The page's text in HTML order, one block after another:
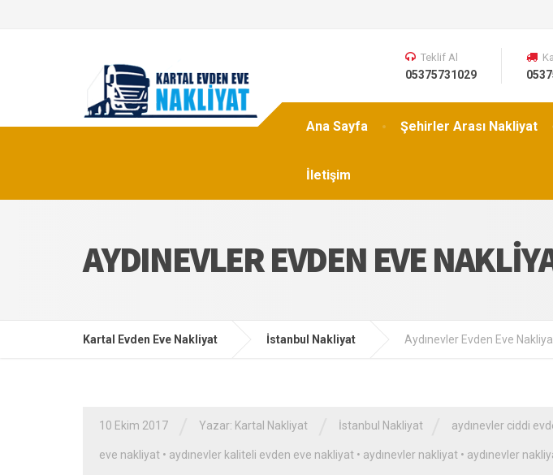
Ana Sayfa Şehirler Arası Nakliyat
İletişim
Teklif Al
05375731029
AYDINEVLER EVDEN EVE
Kartal Evden Eve Nakliyat İstanbul Nakliyat Aydınevler Evden Eve
10 Ekim 2017 Yazar: Kartal Nakliyat İstanbul Nakliyat aydınevler ciddi
eve nakliyat • aydınevler kaliteli evden eve nakliyat • aydınevler nakliyat • aydınevler